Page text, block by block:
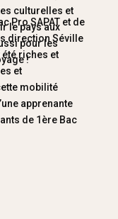
culturelles et
le pays aux
pour les
!
Pro SAPAT et de
direction Séville
riches et
et
mobilité
apprenante
de 1ère Bac